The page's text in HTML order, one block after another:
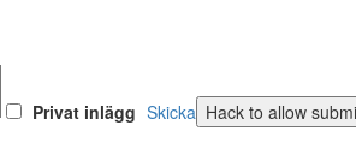
Privat inlägg Skicka